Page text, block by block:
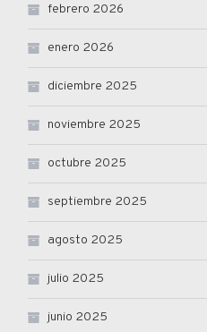
febrero 2026
enero 2026
diciembre 2025
noviembre 2025
octubre 2025
septiembre 2025
agosto 2025
julio 2025
junio 2025